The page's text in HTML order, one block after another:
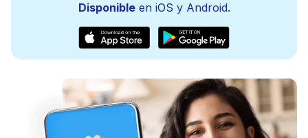
Disponibleen iOS y Android.